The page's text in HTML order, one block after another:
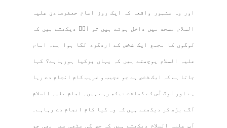
اور وہ مشہور واقعہ کہ ایک روز امام جعفرصادق علیہ
السلام مسجد میں داخل ہوتے ہیں تو آپؑ دیکھتے ہیں کہ
لوگوں کا مجمع ایک شخص کے اردگرد لگا ہوا ہے۔ امام
علیہ السلام پوچھتے ہیں کہ یہاں پرکیا ہورہاہے؟ کہا
جاتا ہے کہ ایک شخص ہے جو عجیب و غریب کام انجام دے رہا
ہے اور لوگ اُس کے کمالات دیکھ رہے ہیں۔ امام علیہ السلام
آگے بڑھ کر دیکھتے ہیں کہ وہ کیا کام انجام دے رہاہے۔
آپ علیہ السلام دیکھتے ہیں کہ جس کی مٹھی میں بھی جو